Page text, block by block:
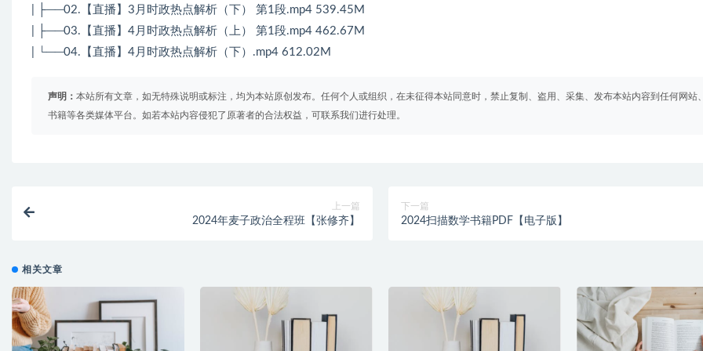
| ├──02.【直播】3月时政热点解析（下） 第1段.mp4 539.45M
| ├──03.【直播】4月时政热点解析（上） 第1段.mp4 462.67M
| └──04.【直播】4月时政热点解析（下）.mp4 612.02M
声明： 本站所有文章，如无特殊说明或标注，均为本站原创发布。任何个人或组织，在未征得本站同意时，禁止复制、盗用、采集、发布本站内容到任何网站
书籍等各类媒体平台。如若本站内容侵犯了原著者的合法权益，可联系我们进行处理。
上一篇
2024年麦子政治全程班【张修齐】
下一篇
2024扫描数学书籍PDF【电子版】
相关文章